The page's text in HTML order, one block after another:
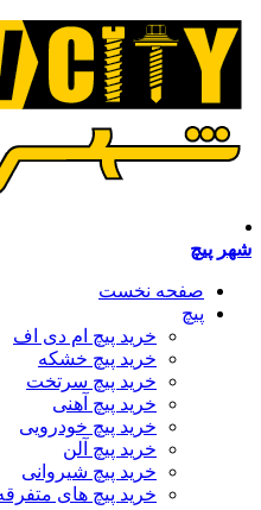
شهر پیچ
صفحه نخست
پیچ
خرید پیچ ام دی اف
خرید پیچ خشکه
خرید پیچ سرتخت
خرید پیچ آهنی
خرید پیچ خودرویی
خرید پیچ آلن
خرید پیچ شیروانی
خرید پیچ های متفرقه